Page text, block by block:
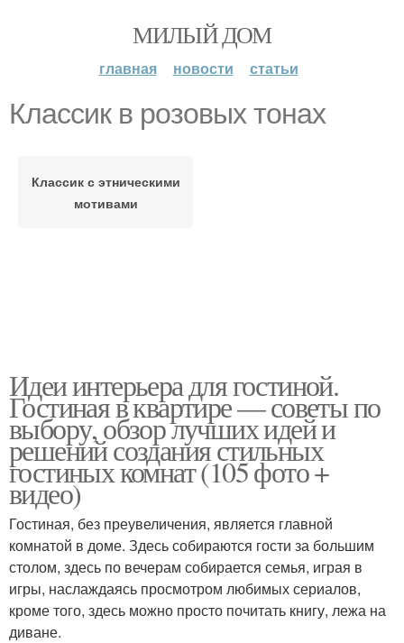
МИЛЫЙ ДОМ
главная новости статьи
Классик в розовых тонах
Классик с этническими
мотивами
Идеи интерьера для гостиной.
Гостиная в квартире — советы по
выбору, обзор лучших идей и
решений создания стильных
гостиных комнат (105 фото +
видео)
Гостиная, без преувеличения, является главной
комнатой в доме. Здесь собираются гости за большим
столом, здесь по вечерам собирается семья, играя в
игры, наслаждаясь просмотром любимых сериалов,
кроме того, здесь можно просто почитать книгу, лежа на
диване.